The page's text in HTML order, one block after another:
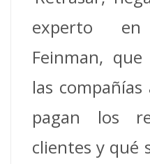
experto
Feinman,
las
pagan los
clientes y qué